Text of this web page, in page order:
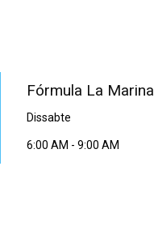
Fórmula La Marina
Dissabte
6:00 AM - 9:00 AM